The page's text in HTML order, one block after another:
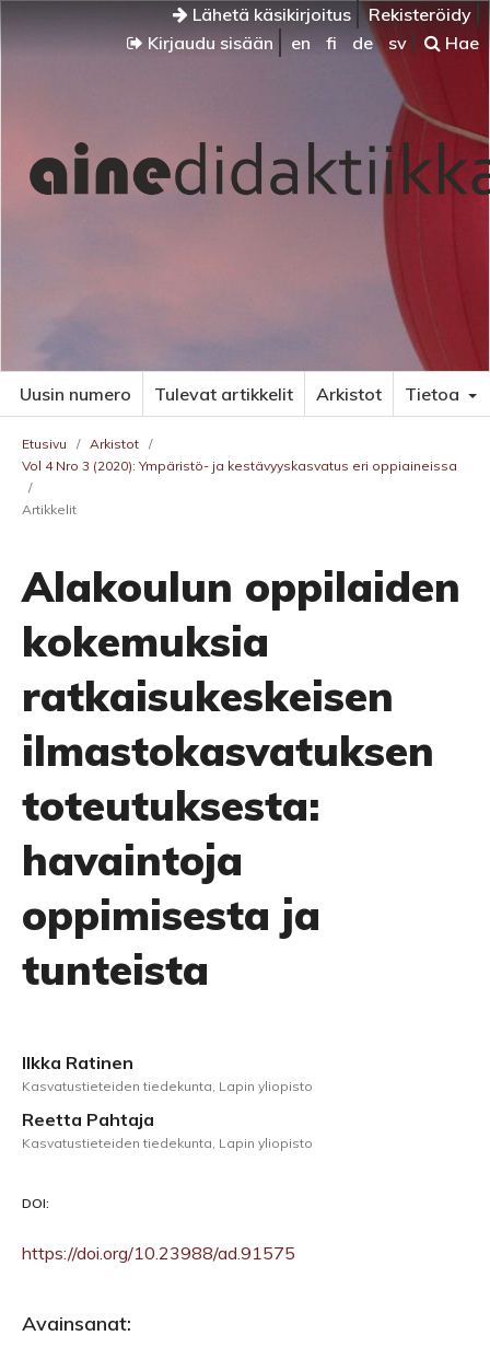
Lähetä käsikirjoitus
Rekisteröidy
Kirjaudu sisään
en fi de sv Hae
Uusin numero Tulevat artikkelit Arkistot Tietoa
Etusivu / Arkistot /
Vol 4 Nro 3 (2020): Ympäristö- ja kestävyyskasvatus eri oppiaineissa
/
Artikkelit
Alakoulun oppilaiden
kokemuksia
ratkaisukeskeisen
ilmastokasvatuksen
toteutuksesta:
havaintoja
oppimisesta ja
tunteista
Ilkka Ratinen
Kasvatustieteiden tiedekunta, Lapin yliopisto
Reetta Pahtaja
Kasvatustieteiden tiedekunta, Lapin yliopisto
DOI:
https://doi.org/10.23988/ad.91575
Avainsanat: